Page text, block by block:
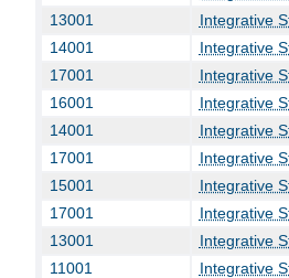
13001
Integrative
14001
Integrative
17001
Integrative
16001
Integrative
14001
Integrative
17001
Integrative
15001
Integrative
17001
Integrative
13001
Integrative
11001
Integrative